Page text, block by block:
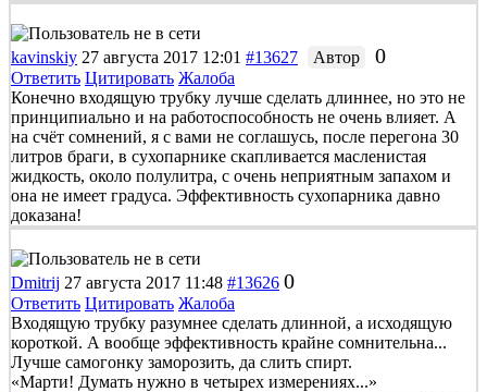
kavinskiy 27 августа 2017 12:01 #13627 Автор 0
Ответить Цитировать Жалоба
Конечно входящую трубку лучше сделать длиннее, но это не
принципиально и на работоспособность не очень влияет. А
на счёт сомнений, я с вами не соглашусь, после перегона 30
литров браги, в сухопарнике скапливается масленистая
жидкость, около полулитра, с очень неприятным запахом и
она не имеет градуса. Эффективность сухопарника давно
доказана!
Dmitrij 27 августа 2017 11:48 #13626 0
Ответить Цитировать Жалоба
Входящую трубку разумнее сделать длинной, а исходящую
короткой. А вообще эффективность крайне сомнительна...
Лучше самогонку заморозить, да слить спирт.
«Марти! Думать нужно в четырех измерениях...»